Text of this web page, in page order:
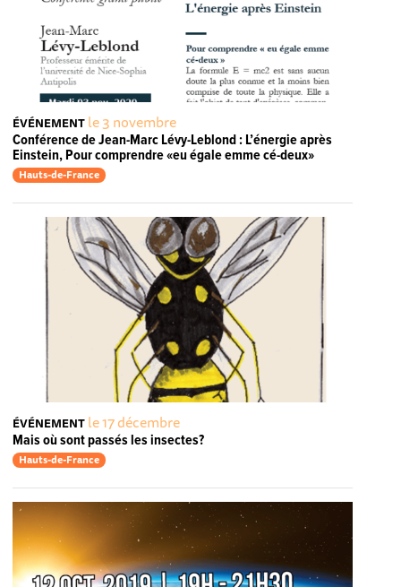
ÉVÉNEMENT le 3 novembre
Conférence de Jean-Marc Lévy-Leblond : L’énergie après
Einstein, Pour comprendre «eu égale emme cé-deux»
Hauts-de-France
ÉVÉNEMENT le 17 décembre
Mais où sont passés les insectes?
Hauts-de-France